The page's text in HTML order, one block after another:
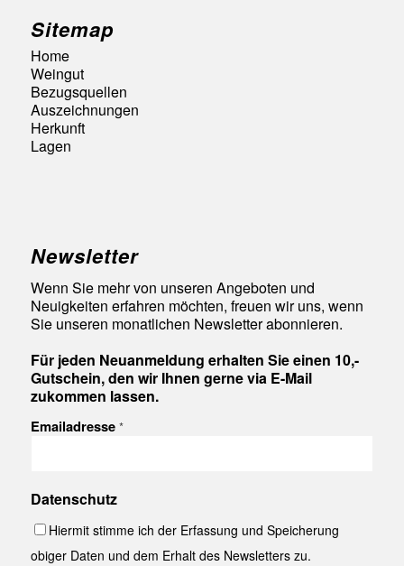
Sitemap
Home
Weingut
Bezugsquellen
Auszeichnungen
Herkunft
Lagen
Newsletter
Wenn Sie mehr von unseren Angeboten und
Neuigkeiten erfahren möchten, freuen wir uns, wenn
Sie unseren monatlichen Newsletter abonnieren.
Für jeden Neuanmeldung erhalten Sie einen 10,-
Gutschein, den wir Ihnen gerne via E-Mail
zukommen lassen.
Emailadresse *
Datenschutz
Hiermit stimme ich der Erfassung und Speicherung
obiger Daten und dem Erhalt des Newsletters zu.